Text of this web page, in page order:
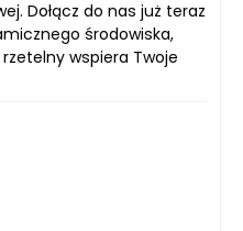
Dołącz do nas już teraz
środowiska,
wspiera Twoje